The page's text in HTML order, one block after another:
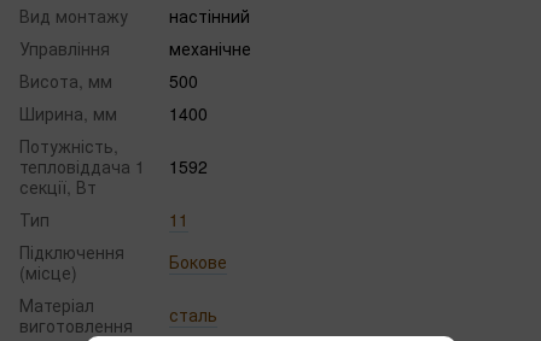
Вид монтажу
настінний
Управління
механічне
Висота, мм
500
Ширина, мм
1400
Потужність,
тепловіддача 1
секції, Вт
1592
Тип
11
Підключення
(місце)
Бокове
Матеріал
виготовлення
сталь